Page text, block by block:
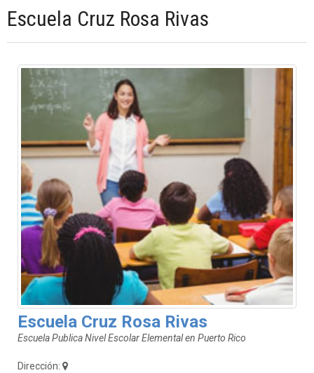
Escuela Cruz Rosa Rivas
Escuela Cruz Rosa Rivas
Escuela Publica Nivel Escolar Elemental en Puerto Rico
Dirección: